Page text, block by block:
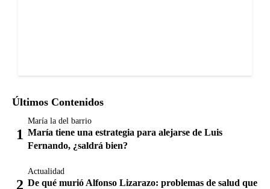
Últimos Contenidos
María la del barrio
María tiene una estrategia para alejarse de Luis
Fernando, ¿saldrá bien?
Actualidad
De qué murió Alfonso Lizarazo: problemas de salud que